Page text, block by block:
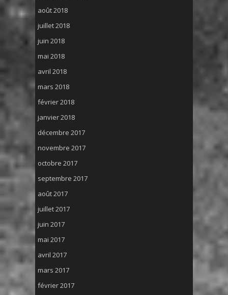
août 2018
juillet 2018
juin 2018
mai 2018
avril 2018
mars 2018
février 2018
janvier 2018
décembre 2017
novembre 2017
octobre 2017
septembre 2017
août 2017
juillet 2017
juin 2017
mai 2017
avril 2017
mars 2017
février 2017